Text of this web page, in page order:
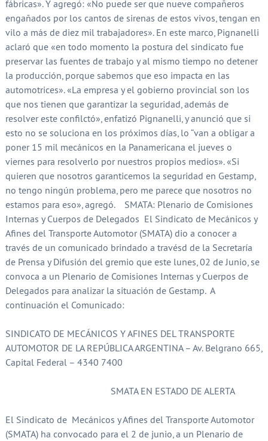
fábricas». Y agregó: «No puede ser que nueve compañeros
engañados por los cantos de sirenas de estos vivos, tengan en
vilo a más de diez mil trabajadores». En este marco, Pignanelli
aclaró que «en todo momento la postura del sindicato fue
preservar las fuentes de trabajo y al mismo tiempo no detener
la producción, porque sabemos que eso impacta en las
automotrices». «La empresa y el gobierno provincial son los
que nos tienen que garantizar la seguridad, además de
resolver este confilctó», enfatizó Pignanelli, y anunció que si
esto no se soluciona en los próximos días, lo “van a obligar a
poner 15 mil mecánicos en la Panamericana el jueves o
viernes para resolverlo por nuestros propios medios». «Si
quieren que nosotros garanticemos la seguridad en Gestamp,
no tengo ningún problema, pero me parece que nosotros no
estamos para eso», agregó. SMATA: Plenario de Comisiones
Internas y Cuerpos de Delegados El Sindicato de Mecánicos y
Afines del Transporte Automotor (SMATA) dio a conocer a
través de un comunicado brindado a travésd de la Secretaría
de Prensa y Difusión del gremio que este lunes, 02 de Junio, se
convoca a un Plenario de Comisiones Internas y Cuerpos de
Delegados para analizar la situación de Gestamp. A
continuación el Comunicado:
SINDICATO DE MECÁNICOS Y AFINES DEL TRANSPORTE
AUTOMOTOR DE LA REPÚBLICA ARGENTINA – Av. Belgrano 665,
Capital Federal – 4340 7400
SMATA EN ESTADO DE ALERTA
El Sindicato de Mecánicos y Afines del Transporte Automotor
(SMATA) ha convocado para el 2 de junio, a un Plenario de